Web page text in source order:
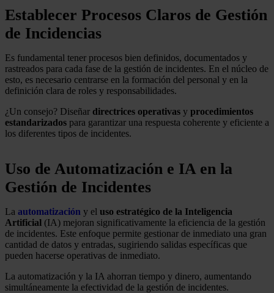
Establecer Procesos Claros de Gestión
de Incidencias
Es fundamental tener procesos bien definidos, documentados y
rastreados para cada fase de la gestión de incidentes. En el núcleo de
esto, es necesario centrarse en la formación del personal y en la
definición clara de roles y responsabilidades.
¿Un consejo? Diseñar directrices operativas y procedimientos
estandarizados para garantizar una respuesta coherente y eficiente a
los diferentes tipos de incidentes.
Uso de Automatización e IA en la
Gestión de Incidentes
La automatización y el uso estratégico de la Inteligencia
Artificial (IA) mejoran significativamente la eficiencia de la gestión
de incidentes. Este enfoque permite gestionar de inmediato una gran
cantidad de datos y entradas, sugiriendo salidas específicas que
pueden hacerse operativas de inmediato.
La automatización y la IA ahorran tiempo y dinero, aumentando
simultáneamente la efectividad de la gestión de incidentes.